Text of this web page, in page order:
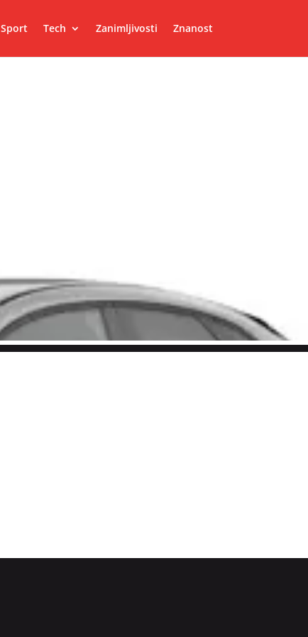
Sport Tech Zanimljivosti Znanost